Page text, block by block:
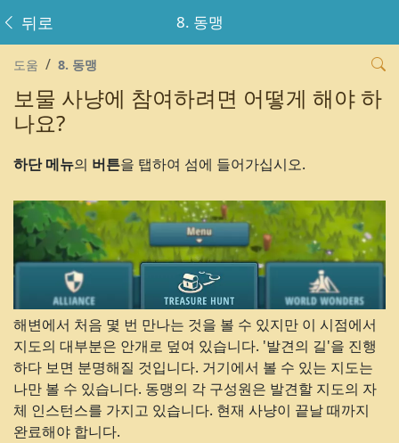
8. 동맹
뒤로
도움 8. 동맹
보물 사냥에 참여하려면 어떻게 해야 하
나요?
하단 메뉴의 버튼을 탭하여 섬에 들어가십시오.
해변에서 처음 몇 번 만나는 것을 볼 수 있지만 이 시점에서
지도의 대부분은 안개로 덮여 있습니다. '발견의 길'을 진행
하다 보면 분명해질 것입니다. 거기에서 볼 수 있는 지도는
나만 볼 수 있습니다. 동맹의 각 구성원은 발견할 지도의 자
체 인스턴스를 가지고 있습니다. 현재 사냥이 끝날 때까지
완료해야 합니다.